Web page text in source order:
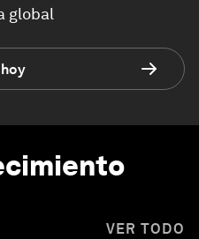
global
VER TODO